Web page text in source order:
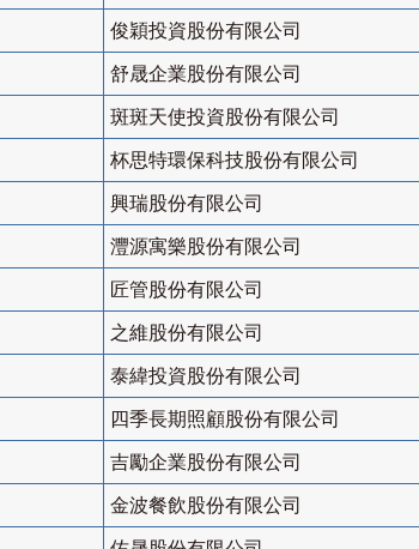
俊穎投資股份有限公司
舒晟企業股份有限公司
斑斑天使投資股份有限公司
杯思特環保科技股份有限公司
興瑞股份有限公司
灃源寓樂股份有限公司
匠管股份有限公司
之維股份有限公司
泰緯投資股份有限公司
四季長期照顧股份有限公司
吉勵企業股份有限公司
金波餐飲股份有限公司